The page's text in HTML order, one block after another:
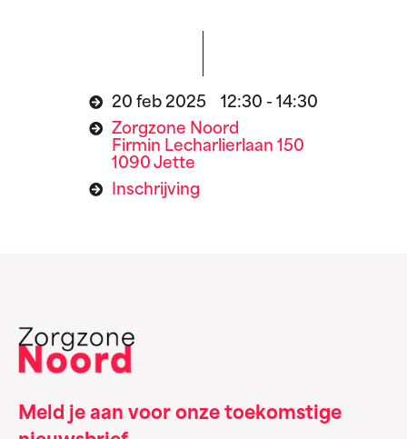
20 feb 2025 12:30 - 14:30
Zorgzone Noord
Firmin Lecharlierlaan 150
1090 Jette
Inschrijving
Meld je aan voor onze toekomstige